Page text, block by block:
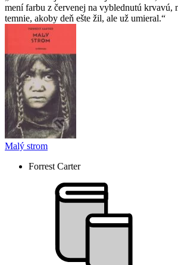
mení farbu z červenej na vyblednutú krvavú,
temnie, akoby deň ešte žil, ale už umieral.
Malý strom
Forrest Carter